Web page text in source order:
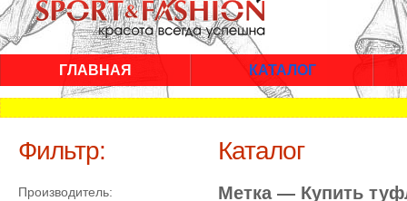
ГЛАВНАЯ КАТАЛОГ
Фильтр:
Производитель:
Каталог
Метка — Купить